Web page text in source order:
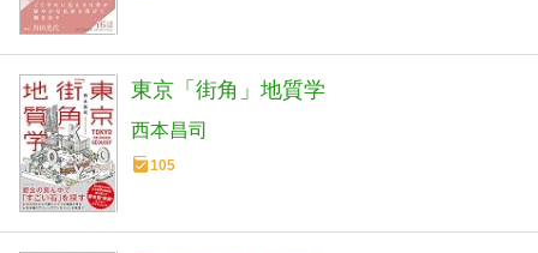
東京「街角」地質学
西本昌司
105